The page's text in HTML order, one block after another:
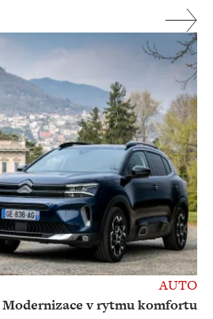
AUTO
Modernizace v rytmu komfortu